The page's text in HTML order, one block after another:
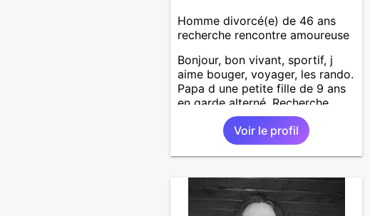
Homme divorcé(e) de 46 ans
recherche rencontre amoureuse
Bonjour, bon vivant, sportif, j
aime bouger, voyager, les rando.
Papa d une petite fille de 9 ans
en garde alterné. Recherche
danseuse pour apprendre le
Voir le profil